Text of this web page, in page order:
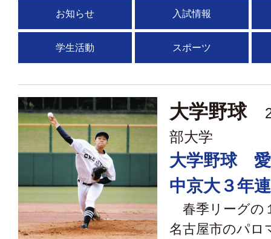
お知らせ 入試情報
学生活動 スポーツ
大学野球
部大学
大学野球
中京大３年
春季リーグの
名古屋市のパロ